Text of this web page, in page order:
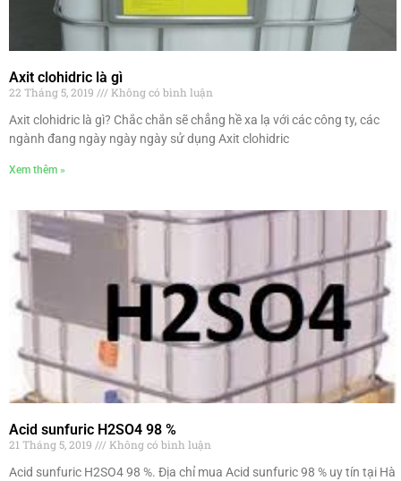
Axit clohidric là gì
22 Tháng 5, 2019
Không có bình luận
Axit clohidric là gì? Chắc chắn sẽ chẳng hề xa lạ với các công ty, các
ngành đang ngày ngày ngày sử dụng Axit clohidric
Xem thêm »
Acid sunfuric H2SO4 98 %
21 Tháng 5, 2019
Không có bình luận
Acid sunfuric H2SO4 98 %. Địa chỉ mua Acid sunfuric 98 % uy tín tại Hà